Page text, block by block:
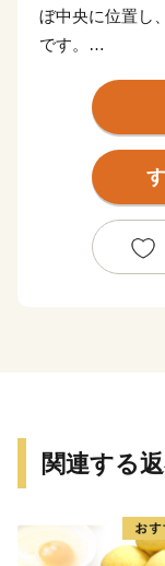
ぼ中央に位置し
です。
父なる福智山と
恵まれ、春には
す。また、江戸
は石炭業や鉄工
自然と歴史が織
関連する